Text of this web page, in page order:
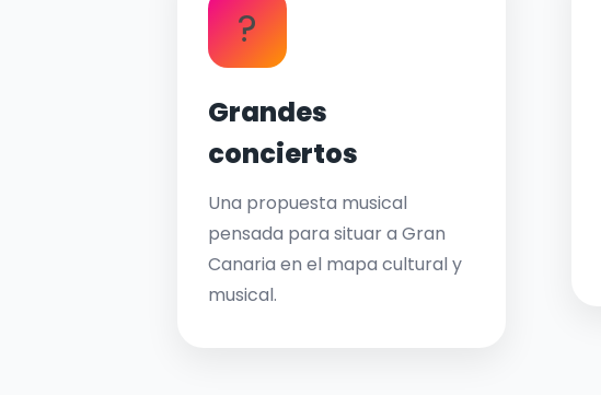
?
Grandes
conciertos
Una propuesta musical
pensada para situar a Gran
Canaria en el mapa cultural y
musical.